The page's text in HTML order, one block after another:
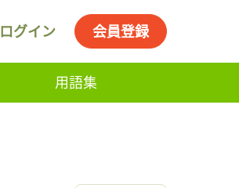
ログイン 会員登録
用語集